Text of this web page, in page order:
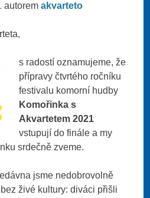
autoremakvarteto
s radostí oznamujeme, že
přípravy čtvrtého ročníku
festivalu komorní hudby
Komořinka s
Akvartetem 2021
vstupují do finále a my
srdečně zveme.
jsme nedobrovolně
živé kultury: diváci přišli